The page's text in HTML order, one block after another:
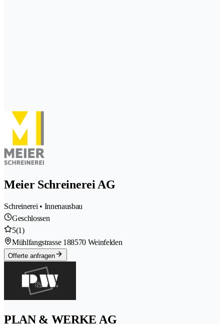
Meier Schreinerei AG
Schreinerei • Innenausbau
Geschlossen
5(1)
Mühlfangstrasse 188570 Weinfelden
Offerte anfragen
PLAN & WERKE AG